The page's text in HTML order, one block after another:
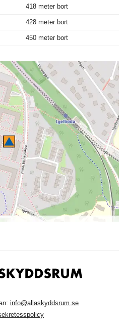
418 meter bort
428 meter bort
450 meter bort
info@allaskyddsrum.se